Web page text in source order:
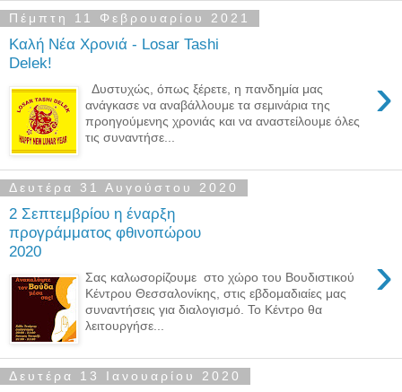
Πέμπτη 11 Φεβρουαρίου 2021
Καλή Νέα Χρονιά - Losar Tashi
Delek!
›
Δυστυχώς, όπως ξέρετε, η πανδημία μας
ανάγκασε να αναβάλλουμε τα σεμινάρια της
προηγούμενης χρονιάς και να αναστείλουμε όλες
τις συναντήσε...
Δευτέρα 31 Αυγούστου 2020
2 Σεπτεμβρίου η έναρξη
προγράμματος φθινοπώρου
2020
›
Σας καλωσορίζουμε στο χώρο του Βουδιστικού
Κέντρου Θεσσαλονίκης, στις εβδομαδιαίες μας
συναντήσεις για διαλογισμό. Το Κέντρο θα
λειτουργήσε...
Δευτέρα 13 Ιανουαρίου 2020